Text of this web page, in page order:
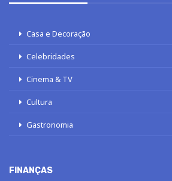
Casa e Decoração
Celebridades
Cinema & TV
Cultura
Gastronomia
FINANÇAS